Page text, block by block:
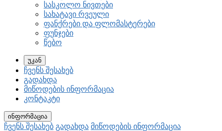
სასკოლო ნივთები
სახატავი რვეული
ფანქრები და ფლომასტერები
ფუნჯები
წებო
უკან
ჩვენს შესახებ
გადახდა
მიწოდების ინფორმაცია
კონტაკტი
ინფორმაცია
ჩვენს შესახებ გადახდა მიწოდების ინფორმაცია